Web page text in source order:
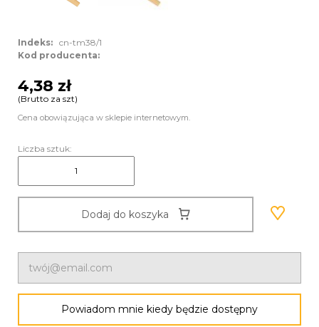
Indeks: cn-tm38/1
Kod producenta:
4,38 zł
(Brutto za szt)
Cena obowiązująca w sklepie internetowym.
Liczba sztuk:
Dodaj do koszyka
Powiadom mnie kiedy będzie dostępny